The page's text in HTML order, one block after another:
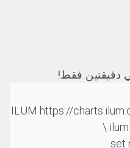
دقيقتين فقط!